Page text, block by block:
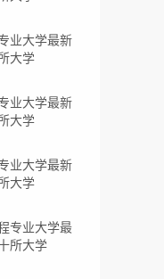
业大学最新
大学
业大学最新
大学
业大学最新
大学
专业大学最
所大学